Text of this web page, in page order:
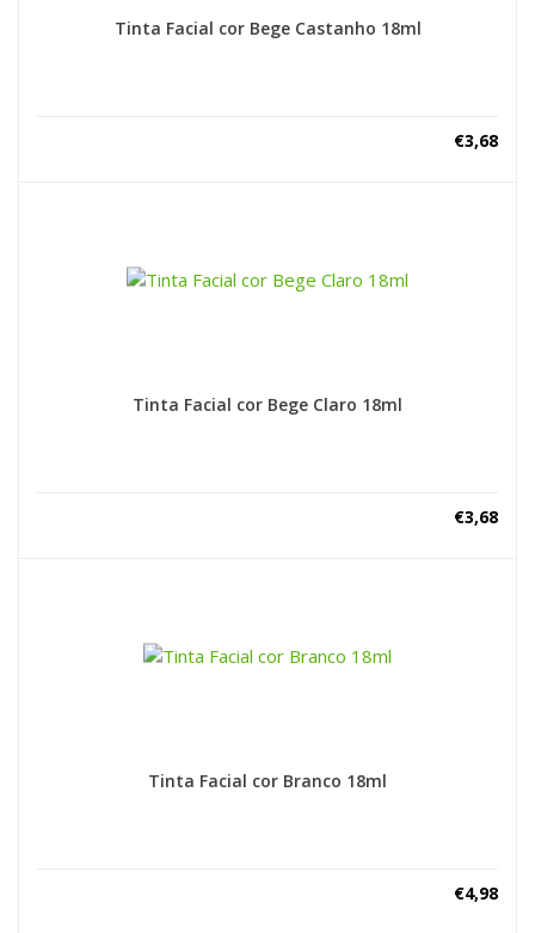
Tinta Facial cor Bege Castanho 18ml
€3,68
Tinta Facial cor Bege Claro 18ml
€3,68
Tinta Facial cor Branco 18ml
€4,98